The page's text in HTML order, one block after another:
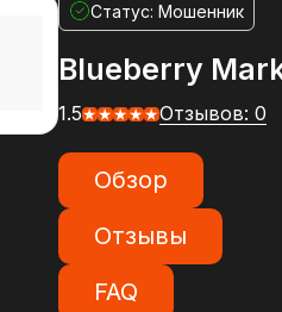
Статус: Мошенник
Blueberry
1.5 Отзывов: 0
Обзор
Отзывы
FAQ